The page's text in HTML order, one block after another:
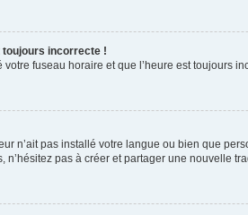
toujours incorrecte !
fuseau horaire et que l’heure est toujours
n’ait pas installé votre langue ou bien que
n’hésitez pas à créer et partager une nouvelle